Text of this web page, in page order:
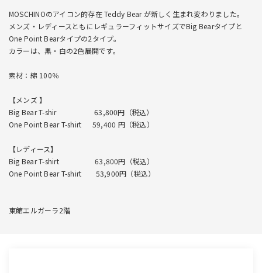
MOSCHINOのアイコン的存在 Teddy Bear が新しく生まれ変わりました。
メンズ・レディースともにレギュラーフィットサイズでBig Bearタイプと
One Point Bearタイプの2タイプ。
カラーは、黒・白の2色展開です。
素材：綿 100％
【メンズ 】
Big Bear T-shir 63,800円（税込）
One Point Bear T-shirt 59,400 円（税込）
【レディース】
Big Bear T-shirt 63,800円（税込）
One Point Bear T-shirt 53,900円（税込）
東館エルガーラ2階